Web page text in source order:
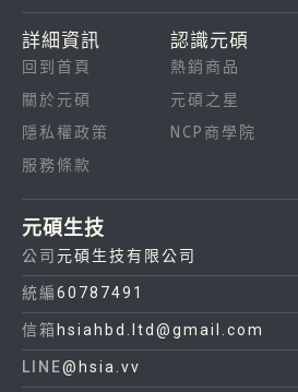
k
t
o
k
v
e
l
o
p
s
詳細資訊
回到首頁
關於元碩
隱私權政策
服務條款
認識元碩
熱銷商品
元碩之星
NCP商學院
元碩生技
公司 元碩生技有限公司
統編60787491
信箱 hsiahbd.ltd@gmail.com
LINE@hsia.vv